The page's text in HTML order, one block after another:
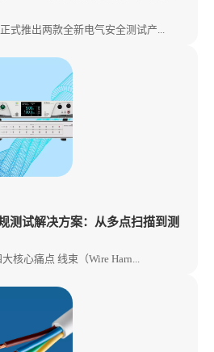
式推出两款全新电气安全测试产...
测试解决方案：从多点扫描到测
核心痛点 线束（Wire Harn...